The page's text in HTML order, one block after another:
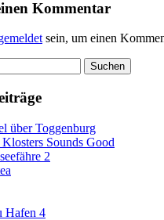
Kommentar
sein, um einen
über Toggenburg
Sounds Good
2
Hafen 4